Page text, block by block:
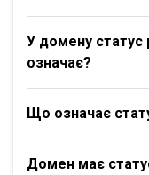
У домену статус
означає?
Що означає
Домен має